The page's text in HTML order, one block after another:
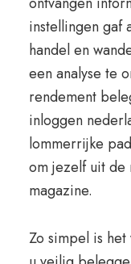
instellingen gaf
handel en
een analyse te
rendement
inloggen
lommerrijke
om jezelf uit de
magazine.
Zo simpel is